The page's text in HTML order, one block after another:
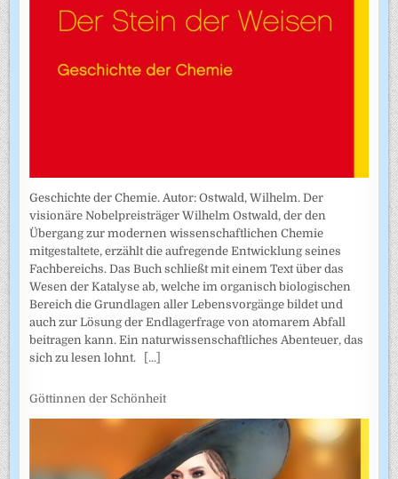
Geschichte der Chemie. Autor: Ostwald, Wilhelm. Der
visionäre Nobelpreisträger Wilhelm Ostwald, der den
Übergang zur modernen wissenschaftlichen Chemie
mitgestaltete, erzählt die aufregende Entwicklung seines
Fachbereichs. Das Buch schließt mit einem Text über das
Wesen der Katalyse ab, welche im organisch biologischen
Bereich die Grundlagen aller Lebensvorgänge bildet und
auch zur Lösung der Endlagerfrage von atomarem Abfall
beitragen kann. Ein naturwissenschaftliches Abenteuer, das
sich zu lesen lohnt.
[...]
Göttinnen der Schönheit